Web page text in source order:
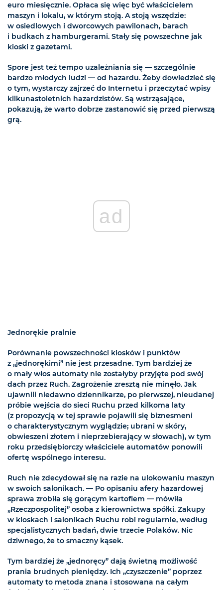
euro miesięcznie. Opłaca się więc być właścicielem
maszyn i lokalu, w którym stoją. A stoją wszędzie:
w osiedlowych i dworcowych pawilonach, barach
i budkach z hamburgerami. Stały się powszechne jak
kioski z gazetami.
Spore jest też tempo uzależniania się — szczególnie
bardzo młodych ludzi — od hazardu. Żeby dowiedzieć się
o tym, wystarczy zajrzeć do Internetu i przeczytać wpisy
kilkunastoletnich hazardzistów. Są wstrząsające,
pokazują, że warto dobrze zastanowić się przed pierwszą
grą.
ad
Jednorękie pralnie
Porównanie powszechności kiosków i punktów
z „jednorękimi” nie jest przesadne. Tym bardziej że
o mały włos automaty nie zostałyby przyjęte pod swój
dach przez Ruch. Zagrożenie zresztą nie minęło. Jak
ujawnili niedawno dziennikarze, po pierwszej, nieudanej
próbie wejścia do sieci Ruchu przed kilkoma laty
(z propozycją w tej sprawie pojawili się biznesmeni
o charakterystycznym wyglądzie; ubrani w skóry,
obwieszeni złotem i nieprzebierający w słowach), w tym
roku przedsiębiorczy właściciele automatów ponowili
ofertę wspólnego interesu.
Ruch nie zdecydował się na razie na ulokowaniu maszyn
w swoich salonikach. — Po opisaniu afery hazardowej
sprawa zrobiła się gorącym kartoflem — mówiła
„Rzeczpospolitej” osoba z kierownictwa spółki. Zakupy
w kioskach i salonikach Ruchu robi regularnie, według
specjalistycznych badań, dwie trzecie Polaków. Nic
dziwnego, że to smaczny kąsek.
Tym bardziej że „jednoręcy” dają świetną możliwość
prania brudnych pieniędzy. Ich „czyszczenie” poprzez
automaty to metoda znana i stosowana na całym